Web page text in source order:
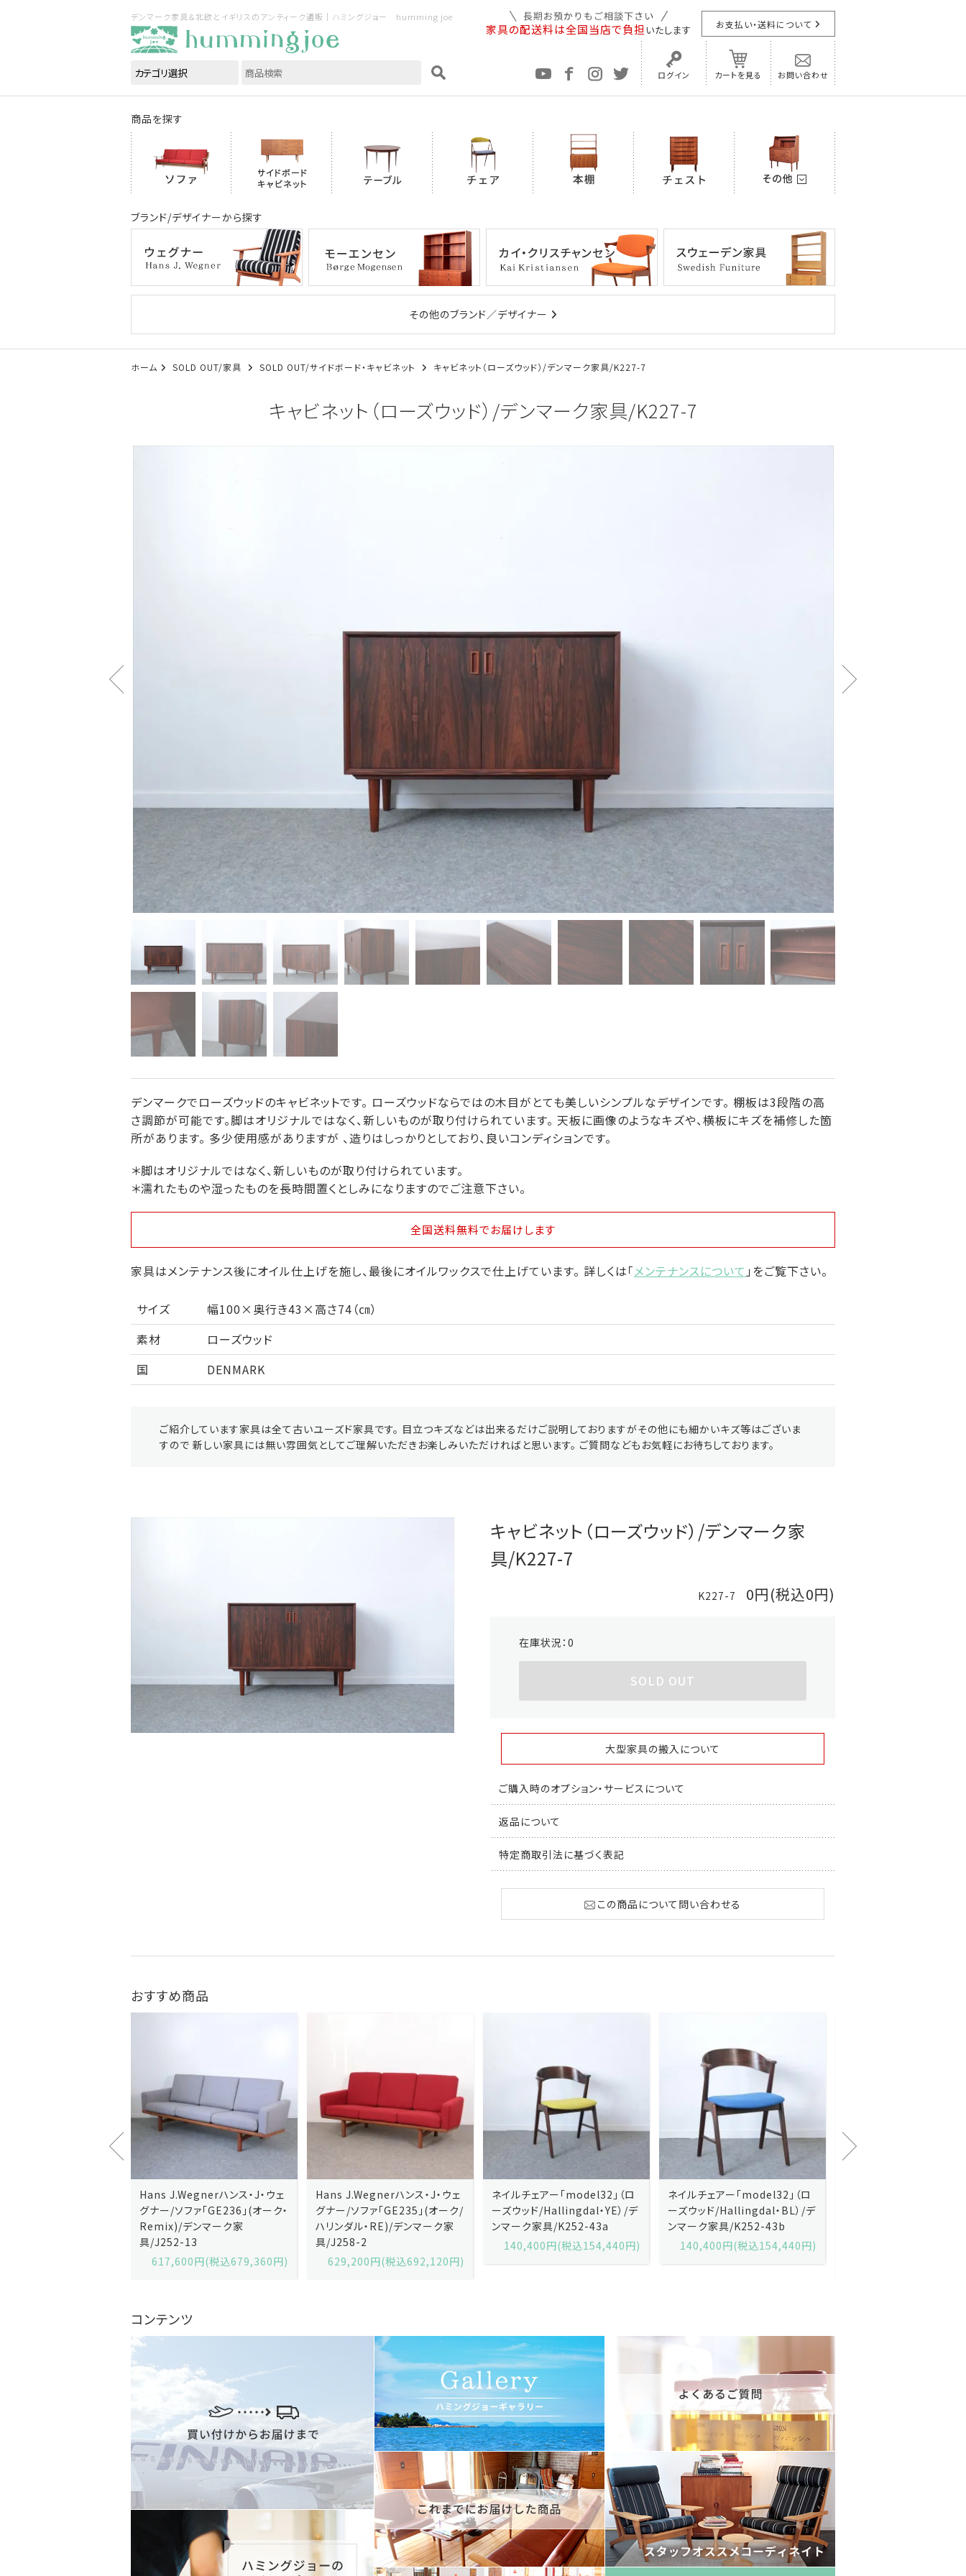
デンマーク家具＆北欧とイギリスのアンティーク通販｜ハミングジョー humming joe
家具の配送料は全国当店で負担 いたします お支払い・送料について
ログイン カートを見る お問い合わせ
商品を探す
ブランド/デザイナーから探す
その他のブランド／デザイナー
ホーム SOLD OUT/家具 SOLD OUT/サイドボード・キャビネット キャビネット（ローズウッド）/デンマーク家具/K227-7
キャビネット（ローズウッド）/デンマーク家具/K227-7
デンマークでローズウッドのキャビネットです。 ローズウッドならではの木目がとても美しいシンプルなデザインです。 棚板は3段階の高
さ調節が可能です。脚はオリジナルではなく、新しいものが取り付けられています。 天板に画像のようなキズや、横板にキズを補修した箇
所があります。 多少使用感がありますが 、造りはしっかりとしており、良いコンディションです。
＊脚はオリジナルではなく、新しいものが取り付けられています。
＊濡れたものや湿ったものを長時間置くとしみになりますのでご注意下さい。
全国送料無料でお届けします
家具はメンテナンス後にオイル仕上げを施し、最後にオイルワックスで仕上げています。 詳しくは「メンテナンスについて 」をご覧下さい。
サイズ
幅100×奥行き43×高さ74（㎝）
素材
ローズウッド
国
DENMARK
ご紹介しています家具は全て古いユーズド家具です。 目立つキズなどは出来るだけご説明しておりますがその他にも細かいキズ等はございま
すので 新しい家具には無い雰囲気としてご理解いただきお楽しみいただければと思います。 ご質問などもお気軽にお待ちしております。
キャビネット（ローズウッド）/デンマーク家
具/K227-7
K227-7 0円(税込0円)
在庫状況： 0
SOLD OUT
大型家具の搬入について
ご購入時のオプション・サービスについて
返品について
特定商取引法に基づく表記
この商品について問い合わせる
おすすめ商品
Hans J.Wegnerハンス・J・ウェ
グナー/ソファ「GE235」(オーク/
ハリンダル・RE)/デンマーク家
具/J258-2
629,200円(税込692,120円)
ネイルチェアー「model32」（ロ
ーズウッド/Hallingdal・YE）/デ
ンマーク家具/K252-43a
140,400円(税込154,440円)
ネイルチェアー「model32」（ロ
ーズウッド/Hallingdal・BL）/デ
ンマーク家具/K252-43b
140,400円(税込154,440円)
Kai Kristiansenカイ・クリスチ
ャンセン/ダイニングチェアー
「No.42」（ローズウッド・レザー
黒）/デンマーク家具/J252-57j
コンテンツ